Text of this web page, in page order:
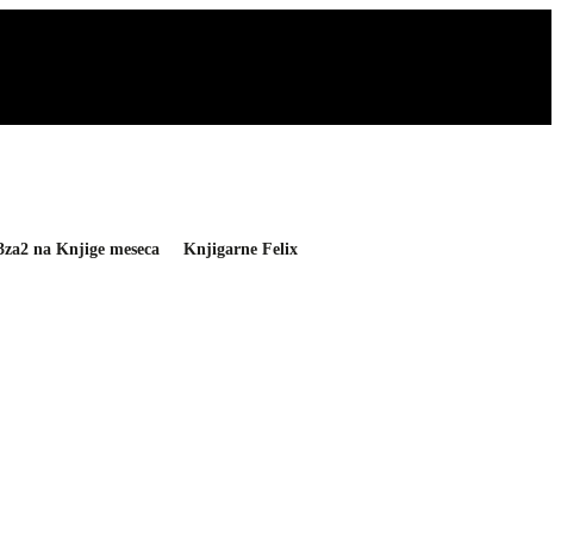
na Knjige meseca Knjigarne Felix